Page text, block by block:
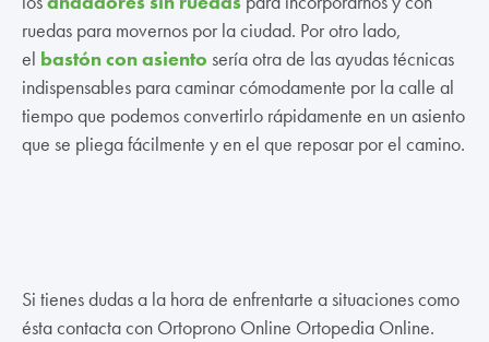
ruedas para movernos por la ciudad. Por otro lado,
el bastón con asiento sería otra de las ayudas técnicas
indispensables para caminar cómodamente por la calle al
tiempo que podemos convertirlo rápidamente en un asiento
que se pliega fácilmente y en el que reposar por el camino.
Si tienes dudas a la hora de enfrentarte a situaciones como
ésta contacta con Ortoprono Online Ortopedia Online.